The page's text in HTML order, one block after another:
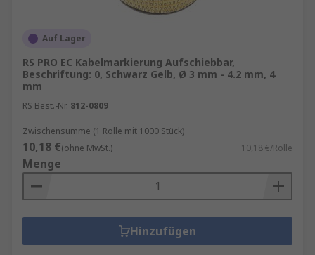
Auf Lager
RS PRO EC Kabelmarkierung Aufschiebbar,
Beschriftung: 0, Schwarz Gelb, Ø 3 mm - 4.2 mm, 4
mm
RS Best.-Nr. 812-0809
Zwischensumme (1 Rolle mit 1000 Stück)
10,18 €(ohne MwSt.) 10,18 €/Rolle
Menge
Hinzufügen